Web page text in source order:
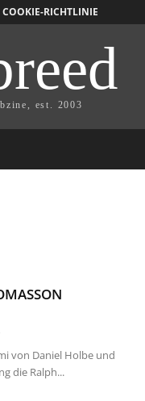
COOKIE-RICHTLINIE
est. 2003
von Daniel Holbe und
die Ralph...